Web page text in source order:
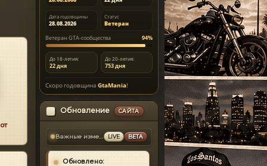
Дата годовщины
28.08.2026
Статус
Ветеран
Ветеран GTA-сообщества
94%
До 18-летия:
22 дня
До 20-летия:
753 дня
Скоро годовщинаGtaMania!
Обновление САЙТА
Важные изменения LIVE BETA
Обновлено: